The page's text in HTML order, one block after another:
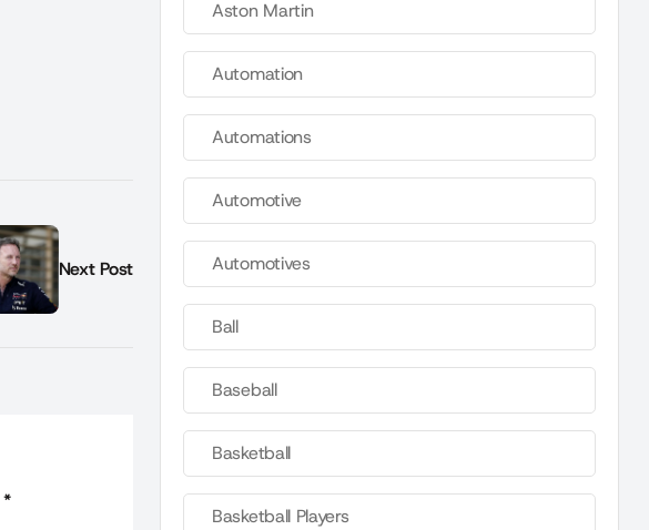
Next Post
*
Aston Martin
Automation
Automations
Automotive
Automotives
Ball
Baseball
Basketball
Basketball Players